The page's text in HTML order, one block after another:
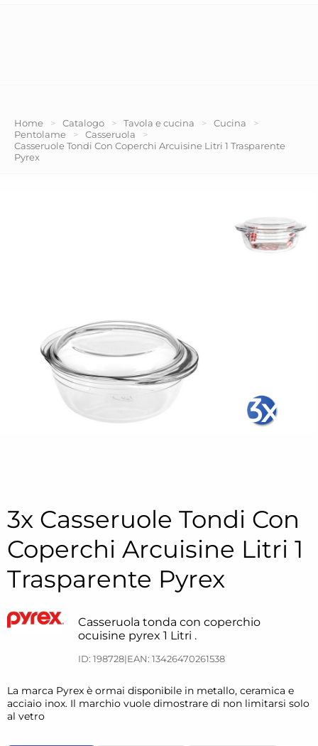
Home > Catalogo > Tavola e cucina > Cucina
>
Pentolame
> Casseruola
>
Casseruole Tondi Con Coperchi Arcuisine Litri 1 Trasparente
Pyrex
3x
3x Casseruole Tondi Con
Coperchi Arcuisine Litri 1
Trasparente Pyrex
Casseruola tonda con coperchio
ocuisine pyrex 1 Litri .
ID: 198728|EAN: 13426470261538
La marca Pyrex è ormai disponibile in metallo, ceramica e
acciaio inox. Il marchio vuole dimostrare di non limitarsi solo
al vetro